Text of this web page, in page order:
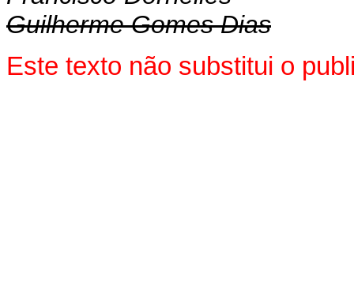
Guilherme Gomes Dias
Este texto não substitui o